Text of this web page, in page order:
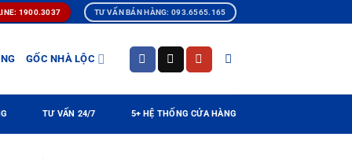
1900.3037 TƯ VẤN BÁN HÀNG: 093.6565.165
GỐC NHÀ LỘC
TƯ VẤN 24/7 5+ HỆ THỐNG CỬA HÀNG